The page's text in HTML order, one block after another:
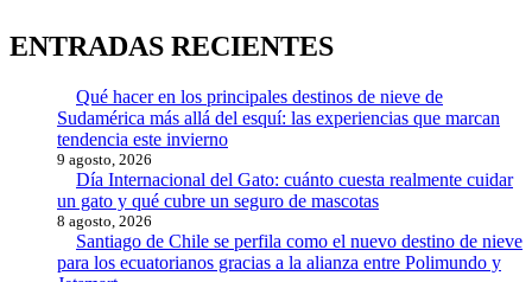
ENTRADAS RECIENTES
Qué hacer en los principales destinos de nieve de
Sudamérica más allá del esquí: las experiencias que marcan
tendencia este invierno
9 agosto, 2026
Día Internacional del Gato: cuánto cuesta realmente cuidar
un gato y qué cubre un seguro de mascotas
8 agosto, 2026
Santiago de Chile se perfila como el nuevo destino de nieve
para los ecuatorianos gracias a la alianza entre Polimundo y